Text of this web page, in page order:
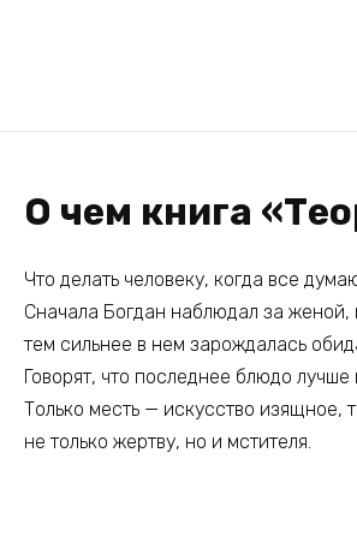
О чем книга
Что делать человеку, когда все
Сначала Богдан наблюдал за женой,
тем сильнее в нем зарождалась
Говорят, что последнее блюдо
Только месть — искусство изящное,
не только жертву, но и мстителя.